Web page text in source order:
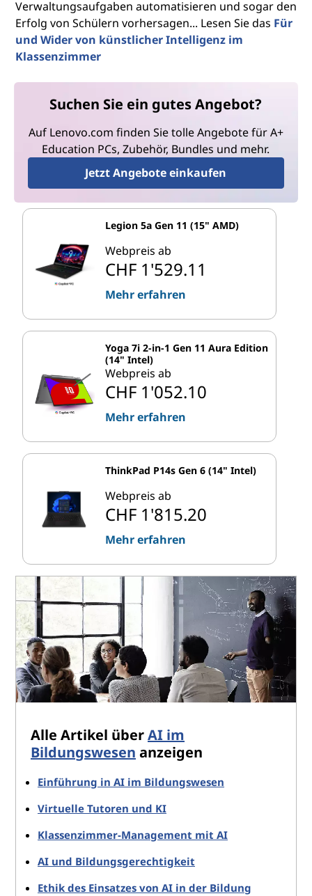
Verwaltungsaufgaben automatisieren und sogar den
Erfolg von Schülern vorhersagen... Lesen Sie das Für
und Wider von künstlicher Intelligenz im
Klassenzimmer
Suchen Sie ein gutes Angebot?
Auf Lenovo.com finden Sie tolle Angebote für A+
Education PCs, Zubehör, Bundles und mehr.
Jetzt Angebote einkaufen
Legion 5a Gen 11 (15" AMD)
Webpreis ab
CHF 1'529.11
Mehr erfahren
Yoga 7i 2-in-1 Gen 11 Aura Edition
(14" Intel)
Webpreis ab
CHF 1'052.10
Mehr erfahren
ThinkPad P14s Gen 6 (14" Intel)
Webpreis ab
CHF 1'815.20
Mehr erfahren
Alle Artikel überAI im
Bildungswesen anzeigen
Einführung in AI im Bildungswesen
Virtuelle Tutoren und KI
Klassenzimmer-Management mit AI
AI und Bildungsgerechtigkeit
Ethik des Einsatzes von AI in der Bildung